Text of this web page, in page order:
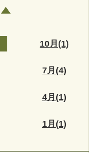
10月(1)
7月(4)
4月(1)
1月(1)